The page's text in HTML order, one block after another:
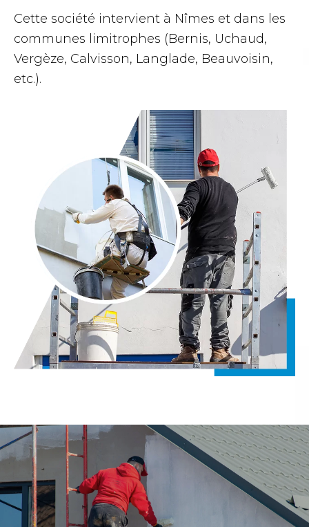
Cette société intervient à Nîmes et dans les
communes limitrophes (Bernis, Uchaud,
Vergèze, Calvisson, Langlade, Beauvoisin,
etc.).